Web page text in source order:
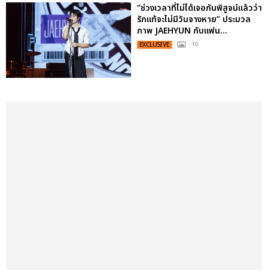
“ช่วงเวลาที่ไม่ได้เจอกันพิสูจน์แล้วว่า
รักแท้จะไม่มีวันจางหาย” ประมวล
ภาพ JAEHYUN กับแฟน...
EXCLUSIVE : 10